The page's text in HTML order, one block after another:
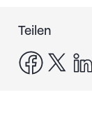
Teilen
facebook
x